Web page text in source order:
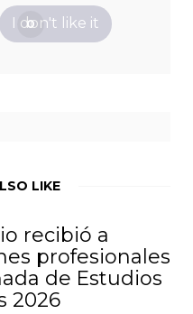
0
I don't like it
LIKE
recibió a
profesionales
de Estudios
2026